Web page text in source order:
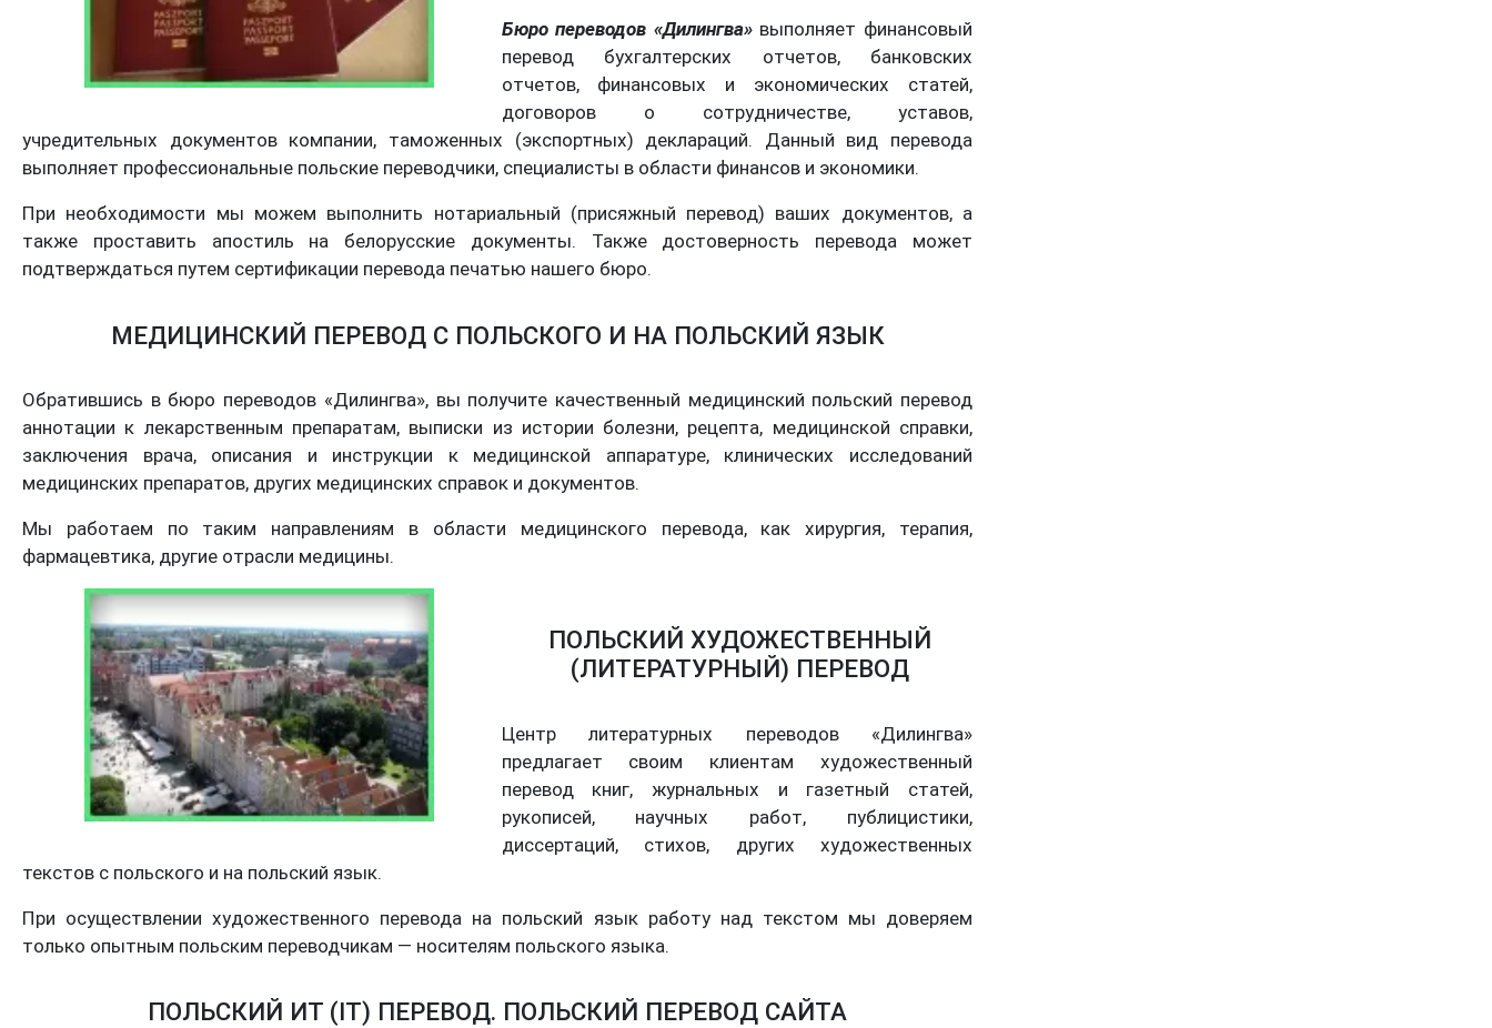
Бюро переводов «Дилингва»выполняет финансовый
перевод бухгалтерских отчетов, банковских
отчетов, финансовых и экономических статей,
договоров о сотрудничестве, уставов,
учредительных документов компании, таможенных (экспортных) деклараций. Данный вид перевода
выполняет профессиональные польские переводчики, специалисты в области финансов и экономики.
При необходимости мы можем выполнить нотариальный (присяжный перевод) ваших документов, а
также проставить апостиль на белорусские документы. Также достоверность перевода может
подтверждаться путем сертификации перевода печатью нашего бюро.
МЕДИЦИНСКИЙ ПЕРЕВОД С ПОЛЬСКОГО И НА ПОЛЬСКИЙ ЯЗЫК
Обратившись в бюро переводов «Дилингва», вы получите качественный медицинский польский перевод
аннотации к лекарственным препаратам, выписки из истории болезни, рецепта, медицинской справки,
заключения врача, описания и инструкции к медицинской аппаратуре, клинических исследований
медицинских препаратов, других медицинских справок и документов.
Мы работаем по таким направлениям в области медицинского перевода, как хирургия, терапия,
фармацевтика, другие отрасли медицины.
ПОЛЬСКИЙ ХУДОЖЕСТВЕННЫЙ
(ЛИТЕРАТУРНЫЙ) ПЕРЕВОД
Центр литературных переводов «Дилингва»
предлагает своим клиентам художественный
перевод книг, журнальных и газетный статей,
рукописей, научных работ, публицистики,
диссертаций, стихов, других художественных
текстов с польского и на польский язык.
При осуществлении художественного перевода на польский язык работу над текстом мы доверяем
только опытным польским переводчикам — носителям польского языка.
ПОЛЬСКИЙ ИТ (IT) ПЕРЕВОД. ПОЛЬСКИЙ ПЕРЕВОД САЙТА